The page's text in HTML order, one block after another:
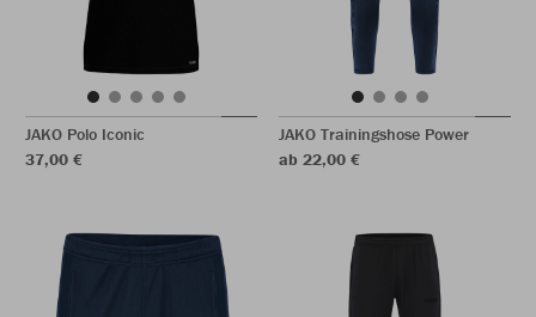
JAKO Polo Iconic
37,00 €
JAKO Trainingshose Power
ab 22,00 €